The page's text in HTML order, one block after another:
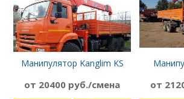
Манипулятор Kanglim KS
от 20400 руб./смена от